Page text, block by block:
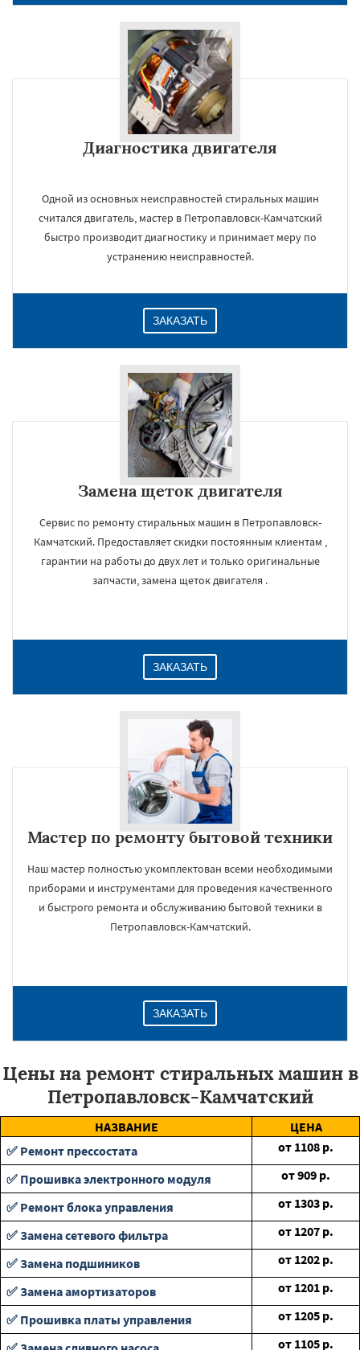
Диагностика двигателя
Одной из основных неисправностей стиральных машин
считался двигатель, мастер в Петропавловск-Камчатский
быстро производит диагностику и принимает меру по
устранению неисправностей.
ЗАКАЗАТЬ
Замена щеток двигателя
Сервис по ремонту стиральных машин в Петропавловск-
Камчатский. Предоставляет скидки постоянным клиентам ,
гарантии на работы до двух лет и только оригинальные
запчасти, замена щеток двигателя .
ЗАКАЗАТЬ
Мастер по ремонту бытовой техники
Наш мастер полностью укомплектован всеми необходимыми
приборами и инструментами для проведения качественного
и быстрого ремонта и обслуживанию бытовой техники в
Петропавловск-Камчатский.
ЗАКАЗАТЬ
Цены на ремонт стиральных машин в
Петропавловск-Камчатский
НАЗВАНИЕ
ЦЕНА
✅ Ремонт прессостата
от 1108 р.
✅ Прошивка электронного модуля
от909 р.
✅ Ремонт блока управления
от 1303 р.
✅ Замена сетевого фильтра
от 1207 р.
✅ Замена подшиников
от 1202 р.
✅ Замена амортизаторов
от 1201 р.
✅ Прошивка платы управления
от 1205 р.
от 1105 р.